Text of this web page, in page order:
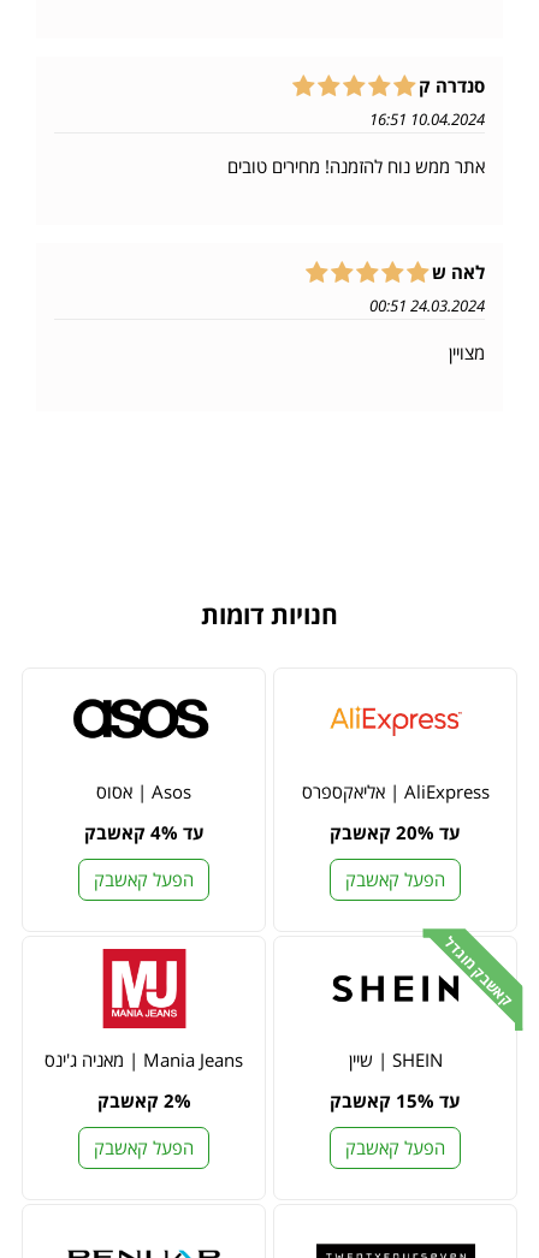
סנדרה ק
10.04.2024 16:51
אתר ממש נוח להזמנה! מחירים טובים
לאה ש
24.03.2024 00:51
מצויין
חנויות דומות
AliExpress | אליאקספרס
עד 20% קאשבק
הפעל קאשבק
Asos | אסוס
עד 4% קאשבק
הפעל קאשבק
קאשבק מוגדל
SHEIN | שיין
עד 15% קאשבק
הפעל קאשבק
Mania Jeans | מאניה ג'ינס
2% קאשבק
הפעל קאשבק